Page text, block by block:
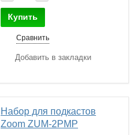
Купить
Сравнить
Добавить в закладки
Набор для подкастов
Zoom ZUM-2PMP